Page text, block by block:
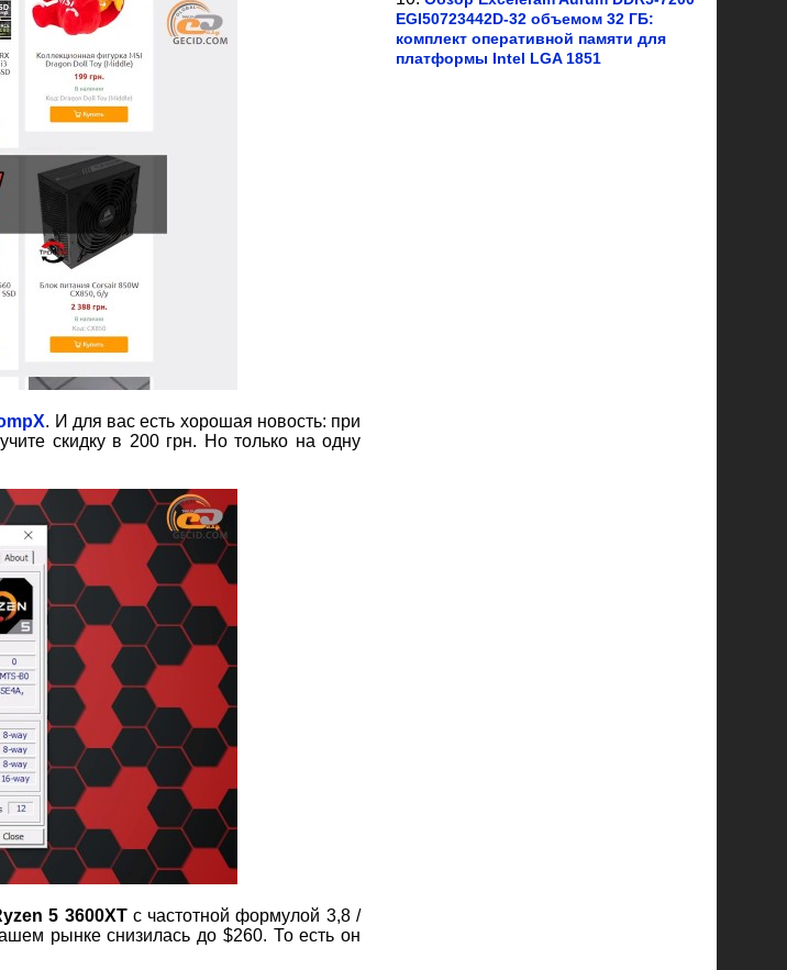
. И для вас есть хорошая новость: при
скидку в 200 грн. Но только на одну
5 3600XTc частотной формулой 3,8 /
рынке снизилась до $260. То есть он
EGI50723442D-32 объемом 32 ГБ:
комплект оперативной памяти для
платформы Intel LGA 1851